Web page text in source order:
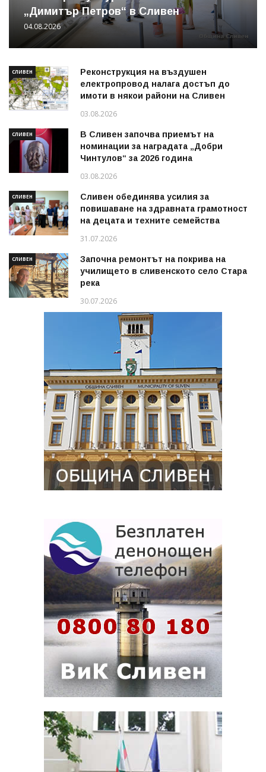
„Димитър Петров“ в Сливен
04.08.2026
СЛИВЕН
Реконструкция на въздушен
електропровод налага достъп до
имоти в някои райони на Сливен
03.08.2026
СЛИВЕН
В Сливен започва приемът на
номинации за наградата „Добри
Чинтулов“ за 2026 година
03.08.2026
СЛИВЕН
Сливен обединява усилия за
повишаване на здравната грамотност
на децата и техните семейства
31.07.2026
СЛИВЕН
Започна ремонтът на покрива на
училището в сливенското село Стара
река
30.07.2026